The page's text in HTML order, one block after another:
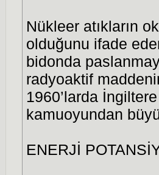
Nükleer atıkların
olduğunu ifade
bidonda
radyoaktif
1960’larda
kamuoyundan
ENERJİ